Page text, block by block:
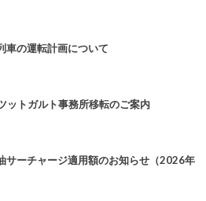
車の運転計画について
ットガルト事務所移転のご案内
サーチャージ適用額のお知らせ（2026年